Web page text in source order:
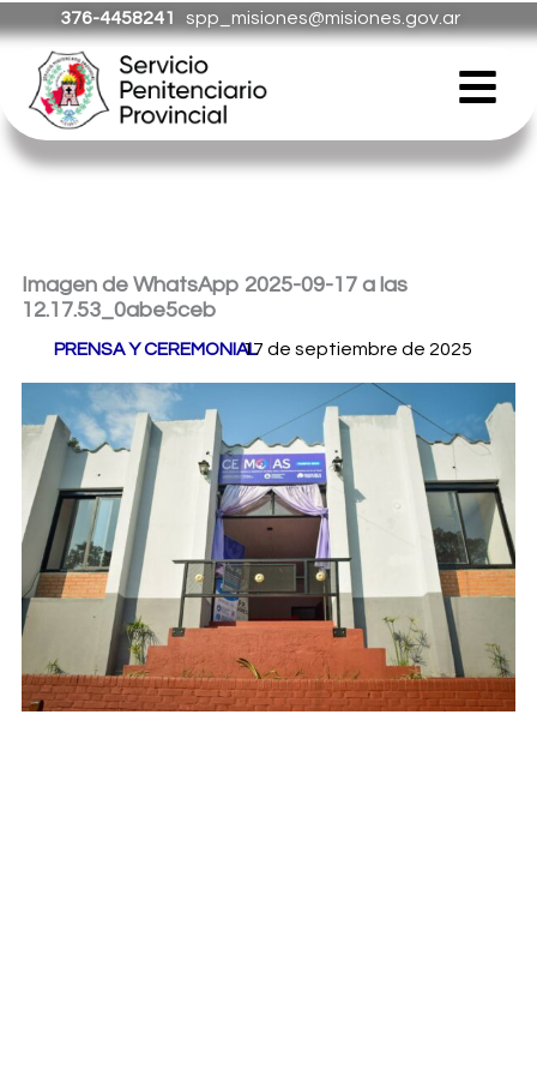
al
contenido
376-4458241 spp_misiones@misiones.gov.ar
Imagen de WhatsApp 2025-09-17 a las
12.17.53_0abe5ceb
PRENSA Y CEREMONIAL/
17 de septiembre de 2025